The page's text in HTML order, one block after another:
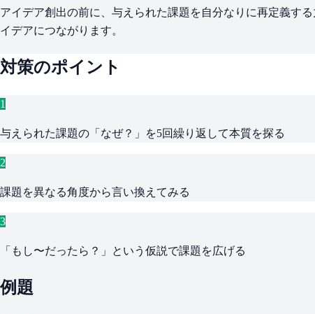
アイデア創出の前に、与えられた課題を自分なりに再定義す
イデアにつながります。
対策のポイント
1
与えられた課題の「なぜ？」を5回繰り返して本質を探る
2
課題を異なる角度から言い換えてみる
3
「もし〜だったら？」という仮説で課題を広げる
例題